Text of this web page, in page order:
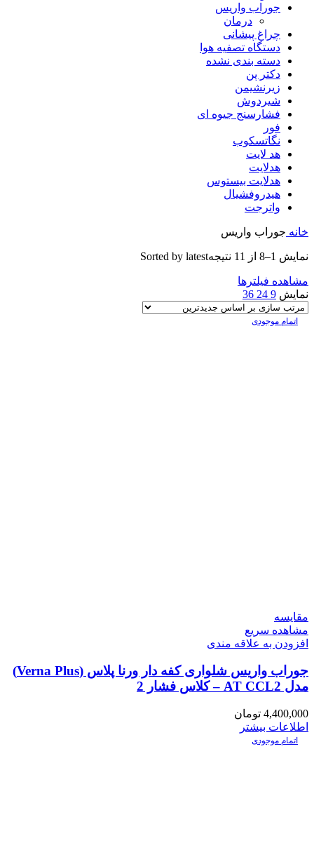
جوراب واریس
درمان
چراغ پیشانی
دستگاه تصفیه هوا
دسته بندی نشده
دکتر پن
زیرنشیمن
شیردوش
فشارسنج جیوه ای
فور
نگاتسکوب
هد لایت
هدلایت
هدلایت بیستوس
هیدروفشیال
واترجت
خانه جوراب واریس
نمایش 1–8 از 11 نتیجه Sorted by latest
مشاهده فیلترها
نمایش 9
24
36
اتمام موجودی
مقایسه
مشاهده سریع
افزودن به علاقه مندی
جوراب واریس شلواری کفه دار ورنا پلاس (Verna Plus)
مدل AT CCL2 – کلاس فشار 2
4,400,000 تومان
اطلاعات بیشتر
اتمام موجودی